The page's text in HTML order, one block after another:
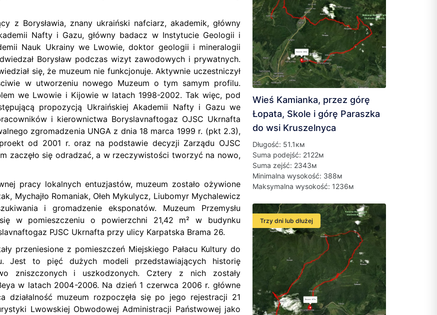
z Borysławia, znany ukraiński nafciarz, akademik, główny
Nafty i Gazu, główny badacz w Instytucie Geologii i
Nauk Ukrainy we Lwowie, doktor geologii i mineralogii
Borysław podczas wizyt zawodowych i prywatnych.
się, że muzeum nie funkcjonuje. Aktywnie uczestniczył
w utworzeniu nowego Muzeum o tym samym profilu.
we Lwowie i Kijowie w latach 1998-2002. Tak więc, pod
propozycją Ukraińskiej Akademii Nafty i Gazu we
i kierownictwa Boryslavnaftogaz OJSC Ukrnafta
zgromadzenia UNGA z dnia 18 marca 1999 r. (pkt 2.3),
od 2001 r. oraz na podstawie decyzji Zarządu OJSC
zaczęło się odradzać, a w rzeczywistości tworzyć na nowo,
pracy lokalnych entuzjastów, muzeum zostało ożywione
Mychajło Romaniak, Ołeh Mykulycz, Liubomyr Mychalewicz
i gromadzenie eksponatów. Muzeum Przemysłu
w pomieszczeniu o powierzchni 21,42 m² w budynku
PJSC Ukrnafta przy ulicy Karpatska Brama 26.
przeniesione z pomieszczeń Miejskiego Pałacu Kultury do
Jest to pięć dużych modeli przedstawiających historię
zniszczonych i uszkodzonych. Cztery z nich zostały
w latach 2004-2006. Na dzień 1 czerwca 2006 r. główne
działalność muzeum rozpoczęła się po jego rejestracji 21
Lwowskiej Obwodowej Administracji Państwowej jako
Wieś Kamianka, przez górę
Łopata, Skole i górę Paraszka
do wsi Kruszelnyca
Długość: 51.1км
Suma podejść: 2122м
Suma zejść: 2343м
Minimalna wysokość: 388м
Maksymalna wysokość: 1236м
Trzy dni lub dłużej